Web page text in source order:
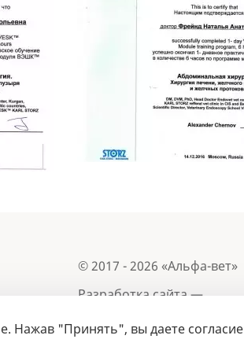
© 2017 - 2026 «Альфа-вет»
Разработка сайта —
Лицензия № 02150/1874, УНП 190845301
Нажав "Принять", вы даете